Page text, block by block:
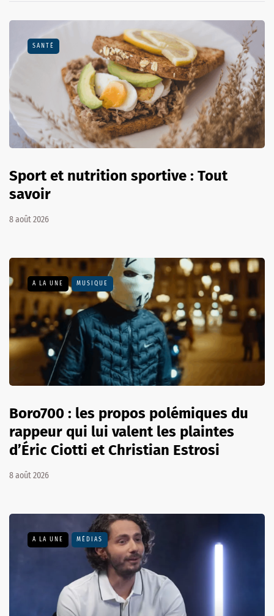
SANTÉ
Sport et nutrition sportive : Tout
savoir
8 août 2026
A LA UNE MUSIQUE
Boro700 : les propos polémiques du
rappeur qui lui valent les plaintes
d’Éric Ciotti et Christian Estrosi
8 août 2026
A LA UNE MÉDIAS